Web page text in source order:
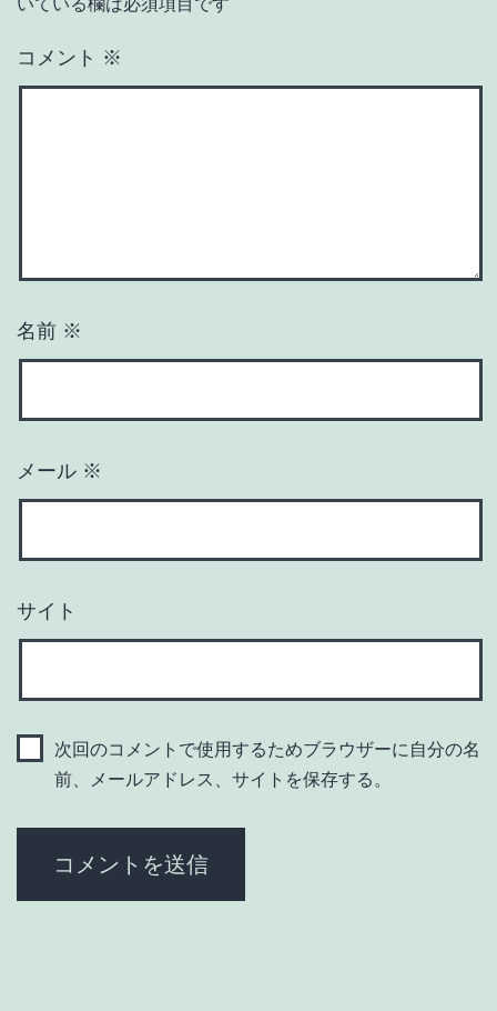
コメント ※
名前 ※
メール ※
サイト
次回のコメントで使用するためブラウザーに自分の名
前、メールアドレス、サイトを保存する。